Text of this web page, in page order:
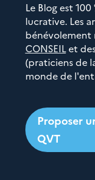
Le Blog est
lucrative. Les
bénévolement
CONSEILet
(praticiens de
monde de
Proposer
QVT